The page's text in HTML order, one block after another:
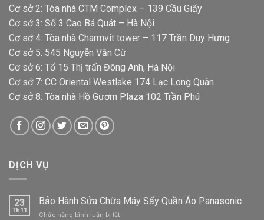
Cơ sở 2: Tòa nhà CTM Complex – 139 Cầu Giấy
Cơ sở 3: Số 3 Cao Bá Quát – Hà Nội
Cơ sở 4: Tòa nhà Charmvit tower – 117 Trần Duy Hưng
Cơ sở 5: 545 Nguyễn Văn Cừ
Cơ sở 6: Tổ 15 Thị trấn Đông Anh, Hà Nội
Cơ sở 7: CC Oriental Westlake 174 Lạc Long Quân
Cơ sở 8: Tòa nhà Hồ Gươm Plaza 102 Trần Phú
DỊCH VỤ
23
Th11
Bảo Hành Sửa Chữa Máy Sấy Quần Áo Panasonic
Chức năng bình luận bị tắtở